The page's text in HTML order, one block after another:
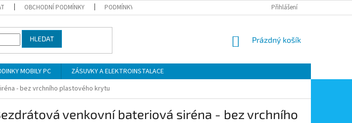
OBCHODNÍ PODMÍNKY PODMÍNKY OCHRANY OSOBNÍCH ÚDAJŮ MOJE OBJEDNÁVKA
Přihlášení
HLEDAT
NÁKUPNÍ
Prázdný košík
MOBILY PC
ZÁSUVKY A ELEKTROINSTALACE
- bez vrchního plastového krytu
venkovní bateriová siréna - bez vrchního